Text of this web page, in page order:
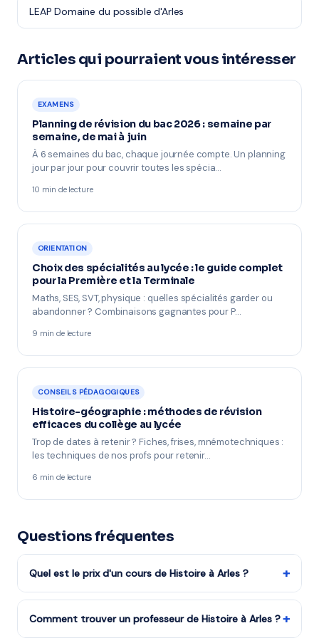
LEAP Domaine du possible d'Arles
Articles qui pourraient vous intéresser
EXAMENS
Planning de révision du bac 2026 : semaine par
semaine, de mai à juin
À 6 semaines du bac, chaque journée compte. Un planning
jour par jour pour couvrir toutes les spécia…
10 min de lecture
ORIENTATION
Choix des spécialités au lycée : le guide complet
pour la Première et la Terminale
Maths, SES, SVT, physique : quelles spécialités garder ou
abandonner ? Combinaisons gagnantes pour P…
9 min de lecture
CONSEILS PÉDAGOGIQUES
Histoire-géographie : méthodes de révision
efficaces du collège au lycée
Trop de dates à retenir ? Fiches, frises, mnémotechniques :
les techniques de nos profs pour retenir…
6 min de lecture
Questions fréquentes
Quel est le prix d'un cours de Histoire à Arles ? +
Les tarifs dépendent de la matière, du niveau et de la
formule choisie. Notre organisme partenaire est agréé
Comment trouver un professeur de Histoire à Arles ?+